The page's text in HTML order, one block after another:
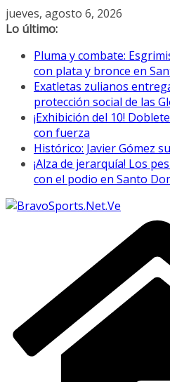
Saltar
al
jueves, agosto 6, 2026
Lo último:
Pluma y combate:
con plata y bronce en
Exatletas zulianos
protección social de las
¡Exhibición del 10!
con fuerza
Histórico: Javier Gómez
¡Alza de jerarquía! Los
con el podio en Santo